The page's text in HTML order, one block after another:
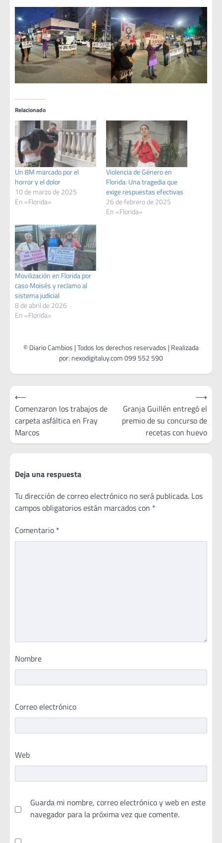
Relacionado
Un 8M marcado por el
horror y el dolor
10 de marzo de 2025
En «Florida»
Violencia de Género en
Florida: Una tragedia que
exige respuestas efectivas
26 de febrero de 2025
En «Florida»
Movilización en Florida por
caso Moisés y reclamo al
sistema judicial
8 de abril de 2026
En «Florida»
Navegación
de
entradas
⟵
Comenzaron los trabajos de
carpeta asfáltica en Fray
Marcos
Granja Guillén entregó el
premio de su concurso de
recetas con huevo
⟶
Deja una respuesta
Tu dirección de correo electrónico no será publicada. Los
campos obligatorios están marcados con *
Comentario *
Nombre
Correo electrónico
Web
Guarda mi nombre, correo electrónico y web en este
navegador para la próxima vez que comente.